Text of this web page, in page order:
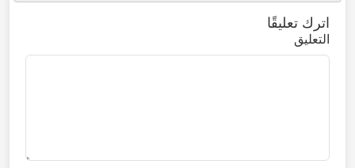
اترك تعليقًا
التعليق